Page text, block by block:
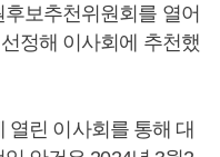
보추천위원회를 열어
정해 이사회에 추천했
열린 이사회를 통해 대